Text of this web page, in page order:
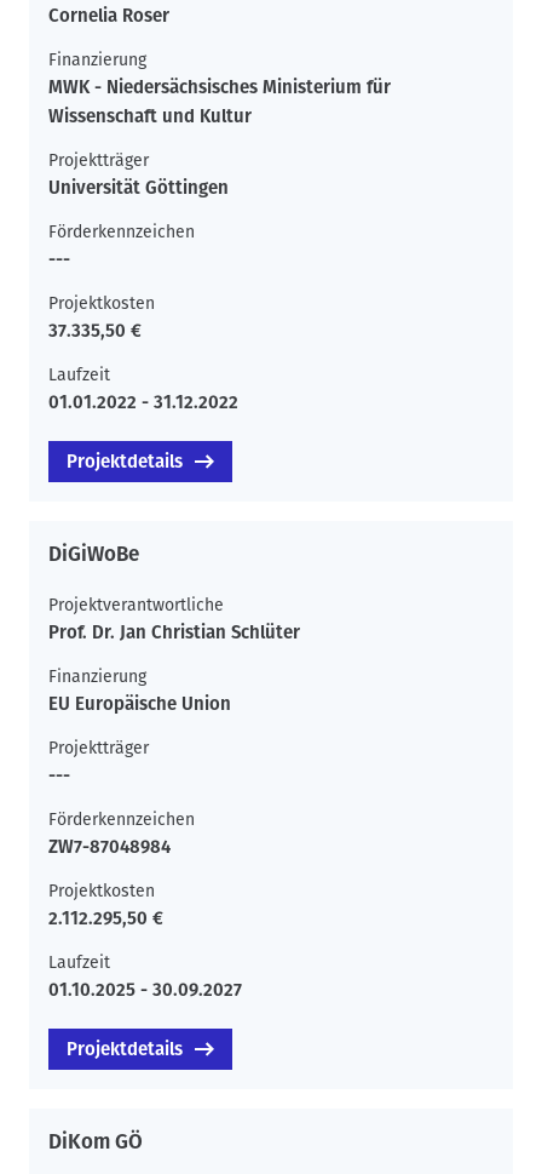
Cornelia Roser
Finanzierung
MWK - Niedersächsisches Ministerium für
Wissenschaft und Kultur
Projektträger
Universität Göttingen
Förderkennzeichen
---
Projektkosten
37.335,50 €
Laufzeit
01.01.2022 - 31.12.2022
Projektdetails
DiGiWoBe
Projektverantwortliche
Prof. Dr. Jan Christian Schlüter
Finanzierung
EU Europäische Union
Projektträger
---
Förderkennzeichen
ZW7-87048984
Projektkosten
2.112.295,50 €
Laufzeit
01.10.2025 - 30.09.2027
Projektdetails
DiKom GÖ